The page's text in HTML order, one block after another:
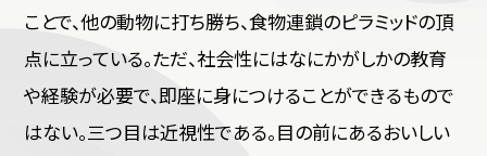
ことで、他の動物に打ち勝ち、食物連鎖のピラミッドの頂
点に立っている。ただ、社会性にはなにかがしかの教育
や経験が必要で、即座に身につけることができるもので
はない。三つ目は近視性である。目の前にあるおいしい